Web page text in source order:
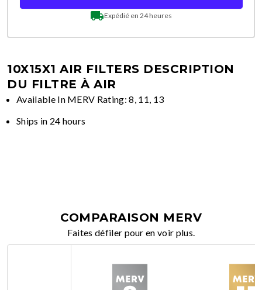
Expédié en 24 heures
10X15X1 AIR FILTERS DESCRIPTION
DU FILTRE À AIR
Available In MERV Rating: 8, 11, 13
Ships in 24 hours
COMPARAISON MERV
Faites défiler pour en voir plus.